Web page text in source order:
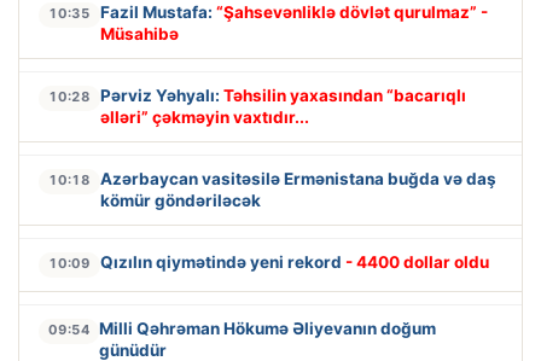
10:35 Fazil Mustafa: “Şahsevənliklə dövlət qurulmaz” -
Müsahibə
10:28 Pərviz Yəhyalı: Təhsilin yaxasından “bacarıqlı
əlləri” çəkməyin vaxtıdır...
10:18
Azərbaycan vasitəsilə Ermənistana buğda və daş
kömür göndəriləcək
10:09 Qızılın qiymətində yeni rekord - 4400 dollar oldu
09:54 Milli Qəhrəman Hökumə Əliyevanın doğum
günüdür